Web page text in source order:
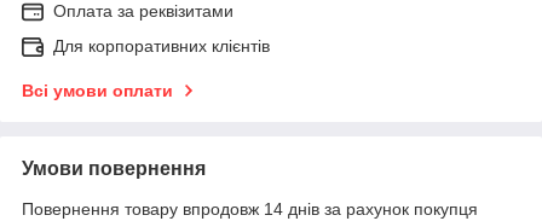
Оплата за реквізитами
Для корпоративних клієнтів
Всі умови оплати
Умови повернення
Повернення товару впродовж 14 днів за рахунок покупця